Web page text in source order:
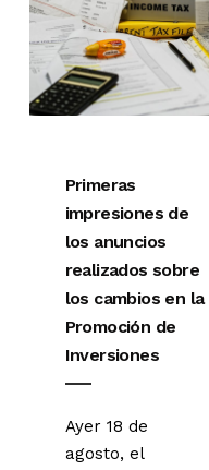
Primeras
impresiones de
los anuncios
realizados sobre
los cambios en la
Promoción de
Inversiones
Ayer 18 de
agosto, el